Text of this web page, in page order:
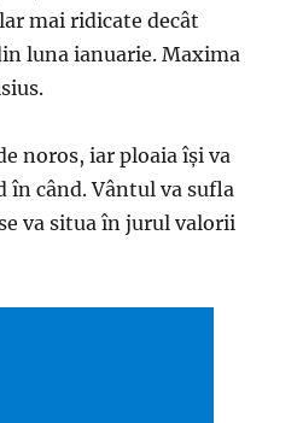
mai ridicate decât
luna ianuarie. Maxima
noros, iar ploaia își va
în când. Vântul va sufla
va situa în jurul valorii